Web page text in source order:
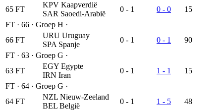
65 FT
KPV Kaapverdië
SAR Saoedi-Arabië
0 - 1 0 - 0
15
FT · 66 · Groep H ·
66 FT
URU Uruguay
SPA Spanje
0 - 1 0 - 1
90
FT · 63 · Groep G ·
63 FT
EGY Egypte
IRN Iran
0 - 1 1 - 1
15
FT · 64 · Groep G ·
64 FT
NZL Nieuw-Zeeland
BEL België
0 - 1 1 - 5
48